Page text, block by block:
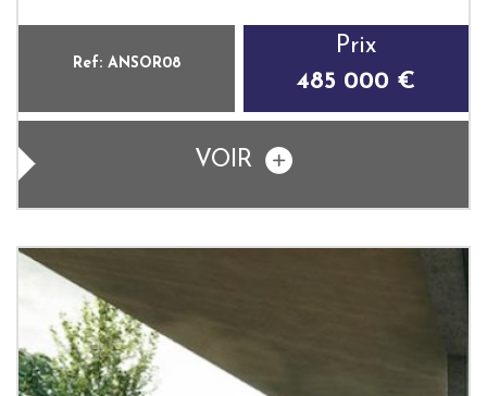
Ref: ANSOR08
Prix
485 000 €
VOIR